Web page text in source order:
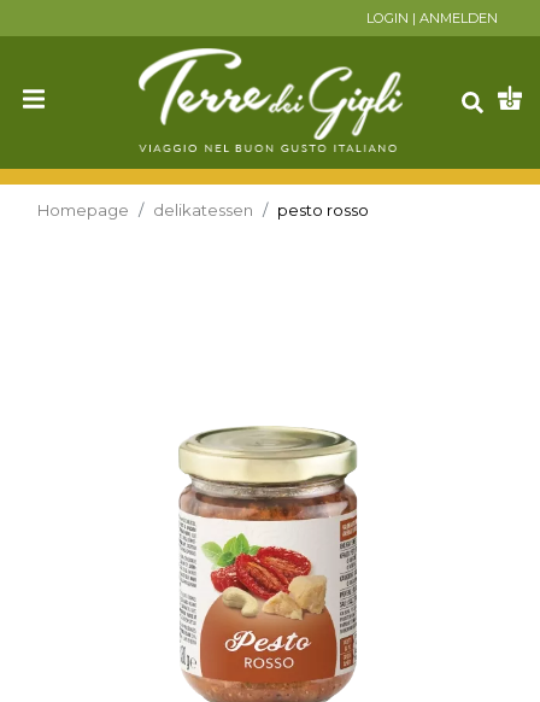
LOGIN | ANMELDEN
Homepage delikatessen pesto rosso